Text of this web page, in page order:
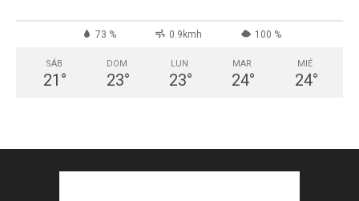
73 % 0.9kmh 100 %
SÁB
21 °
DOM
23°
LUN
23°
MAR
24°
MIÉ
24°